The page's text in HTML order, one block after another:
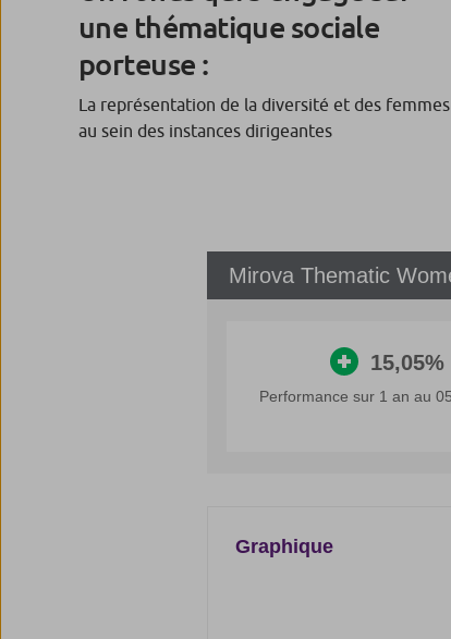
une thématique sociale
porteuse :
La représentation de la diversité et des femmes
au sein des instances dirigeantes